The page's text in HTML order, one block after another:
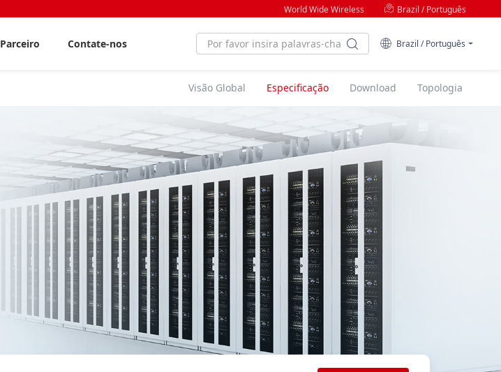
World Wide Wireless Brazil / Português
Parceiro Contate-nos Brazil / Português
Visão Global Especificação Download Topologia